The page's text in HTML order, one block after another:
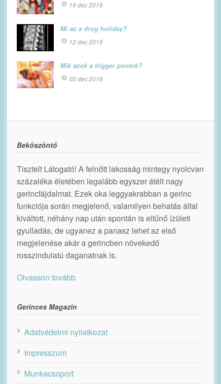
19 dec 2019
Mi az a drug holiday?
12 dec 2019
Mik azok a trigger pontok?
05 dec 2019
Beköszöntő
Tisztelt Látogató! A felnőtt lakosság mintegy nyolcvan
százaléka életében legalább egyszer átélt nagy
gerincfájdalmat. Ezek oka leggyakrabban a gerinc
funkciója során megjelenő, valamilyen behatás által
kiváltott, néhány nap után spontán is eltűnő ízületi
gyulladás, de ugyanez a panasz lehet az első
megjelenése akár a gerincben növekedő
rosszindulatú daganatnak is.
Olvasson tovább
Gerinces Magazin
Adatvédelmi nyilatkozat
Impresszum
Munkacsoport